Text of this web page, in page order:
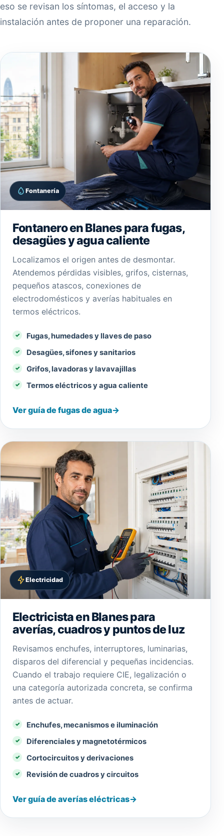
eso se revisan los síntomas, el acceso y la
instalación antes de proponer una reparación.
Fontanería
Fontanero en Blanes para fugas,
desagües y agua caliente
Localizamos el origen antes de desmontar.
Atendemos pérdidas visibles, grifos, cisternas,
pequeños atascos, conexiones de
electrodomésticos y averías habituales en
termos eléctricos.
Fugas, humedades y llaves de paso
Desagües, sifones y sanitarios
Grifos, lavadoras y lavavajillas
Termos eléctricos y agua caliente
Ver guía de fugas de agua→
Electricidad
Electricista en Blanes para
averías, cuadros y puntos de luz
Revisamos enchufes, interruptores, luminarias,
disparos del diferencial y pequeñas incidencias.
Cuando el trabajo requiere CIE, legalización o
una categoría autorizada concreta, se confirma
antes de actuar.
Enchufes, mecanismos e iluminación
Diferenciales y magnetotérmicos
Cortocircuitos y derivaciones
Revisión de cuadros y circuitos
Ver guía de averías eléctricas→